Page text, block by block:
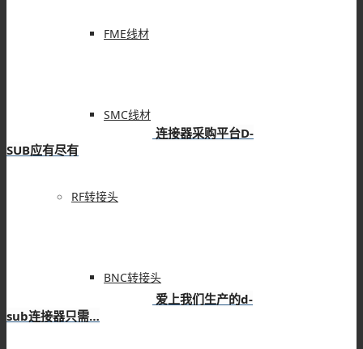
FME线材
SMC线材
RF转接头
BNC转接头
连接器采购平台D-
SUB应有尽有
爱上我们生产的d-
sub连接器只需…